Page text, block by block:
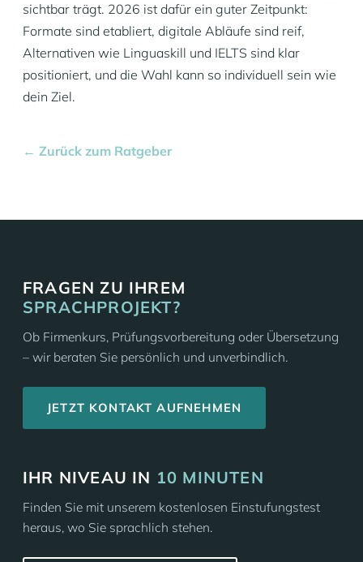
sichtbar trägt. 2026 ist dafür ein guter Zeitpunkt:
Formate sind etabliert, digitale Abläufe sind reif,
Alternativen wie Linguaskill und IELTS sind klar
positioniert, und die Wahl kann so individuell sein wie
dein Ziel.
← Zurück zum Ratgeber
FRAGEN ZU IHREM
SPRACHPROJEKT?
Ob Firmenkurs, Prüfungsvorbereitung oder Übersetzung
– wir beraten Sie persönlich und unverbindlich.
JETZT KONTAKT AUFNEHMEN
IHR NIVEAU IN 10 MINUTEN
Finden Sie mit unserem kostenlosen Einstufungstest
heraus, wo Sie sprachlich stehen.